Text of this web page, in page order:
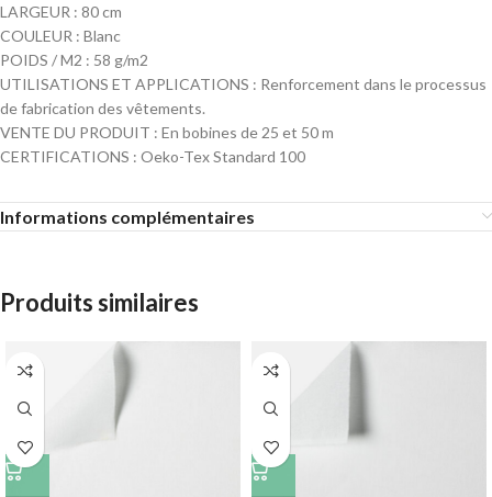
LARGEUR : 80 cm
COULEUR : Blanc
POIDS / M2 : 58 g/m2
UTILISATIONS ET APPLICATIONS : Renforcement dans le processus
de fabrication des vêtements.
VENTE DU PRODUIT : En bobines de 25 et 50 m
CERTIFICATIONS : Oeko-Tex Standard 100
Informations complémentaires
Produits similaires